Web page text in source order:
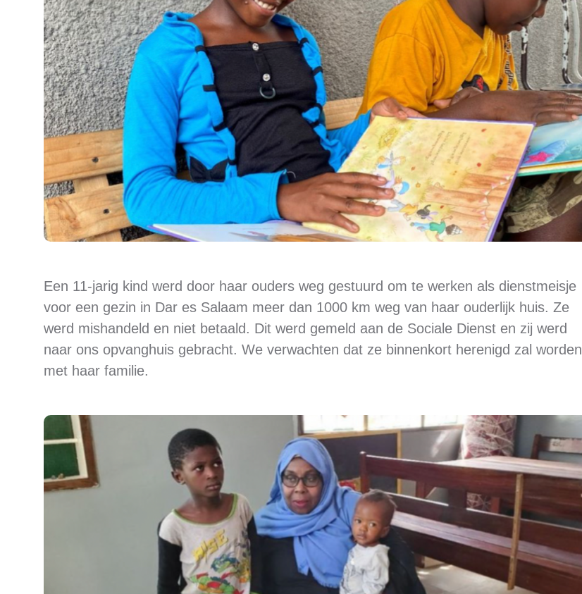
Een 11-jarig kind werd door haar ouders weg gestuurd om te werken als dienstmeisje
voor een gezin in Dar es Salaam meer dan 1000 km weg van haar ouderlijk huis. Ze
werd mishandeld en niet betaald. Dit werd gemeld aan de Sociale Dienst en zij werd
naar ons opvanghuis gebracht. We verwachten dat ze binnenkort herenigd zal worden
met haar familie.